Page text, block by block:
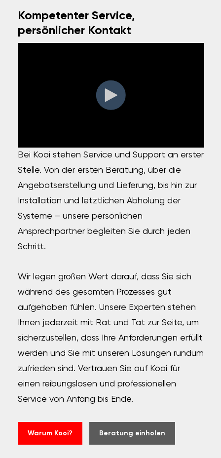
Kompetenter Service,
persönlicher Kontakt
Bei Kooi stehen Service und Support an erster
Stelle. Von der ersten Beratung, über die
Angebotserstellung und Lieferung, bis hin zur
Installation und letztlichen Abholung der
Systeme – unsere persönlichen
Ansprechpartner begleiten Sie durch jeden
Schritt.
Wir legen großen Wert darauf, dass Sie sich
während des gesamten Prozesses gut
aufgehoben fühlen. Unsere Experten stehen
Ihnen jederzeit mit Rat und Tat zur Seite, um
sicherzustellen, dass Ihre Anforderungen erfüllt
werden und Sie mit unseren Lösungen rundum
zufrieden sind. Vertrauen Sie auf Kooi für
einen reibungslosen und professionellen
Service von Anfang bis Ende.
Warum Kooi? Beratung einholen